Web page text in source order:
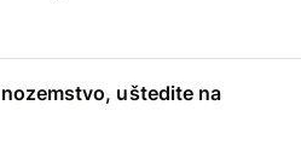
uštedite na